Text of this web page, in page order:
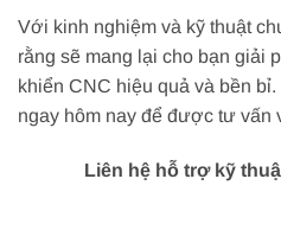
Với kinh nghiệm và kỹ thuật
rằng sẽ mang lại cho bạn giải
khiển CNC hiệu quả và bền
ngay hôm nay để được tư vấn
Liên hệ hỗ trợ kỹ